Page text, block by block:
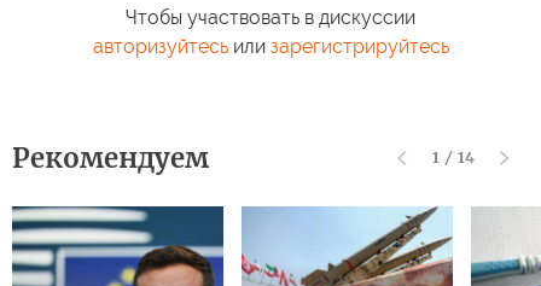
Чтобы участвовать в дискуссии
авторизуйтесьили зарегистрируйтесь
Рекомендуем 1 / 14